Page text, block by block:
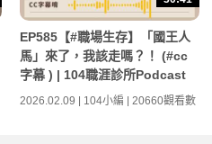
EP585【#職場生存】「國王人
馬」來了，我該走嗎？！ (#cc
字幕 ) | 104職涯診所Podcast
2026.02.09 | 104小編 | 20660觀看數